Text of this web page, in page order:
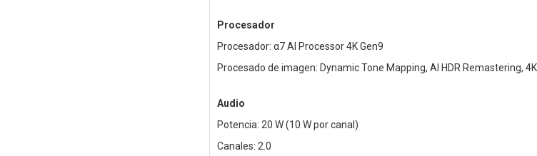
Procesador
Procesador: α7 AI Processor 4K Gen9
Procesado de imagen: Dynamic Tone Mapping, AI HDR Remastering,
Audio
Potencia: 20 W (10 W por canal)
Canales: 2.0